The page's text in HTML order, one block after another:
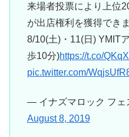
来場者投票により上位
が出店権利を獲得できま
8/10(土)・11(日) YMIT
歩10分)https://t.co/
pic.twitter.com/
— イナズマロック フェ
August 8, 2019